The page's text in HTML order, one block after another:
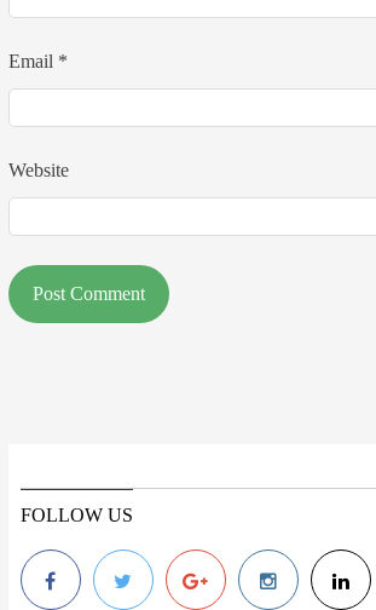
Email *
Website
FOLLOW US